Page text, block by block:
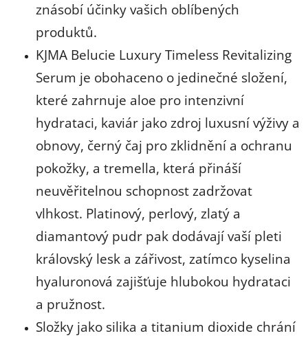
znásobí účinky vašich oblíbených
produktů.
KJMA Belucie Luxury Timeless Revitalizing
Serum je obohaceno o jedinečné složení,
které zahrnuje aloe pro intenzivní
hydrataci, kaviár jako zdroj luxusní výživy a
obnovy, černý čaj pro zklidnění a ochranu
pokožky, a tremella, která přináší
neuvěřitelnou schopnost zadržovat
vlhkost. Platinový, perlový, zlatý a
diamantový pudr pak dodávají vaší pleti
královský lesk a zářivost, zatímco kyselina
hyaluronová zajišťuje hlubokou hydrataci
a pružnost.
Složky jako silika a titanium dioxide chrání